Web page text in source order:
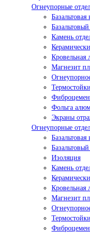
Огнеупорные
Базальтовая
Камень
Кровельная
Магнезит
Фольга
Экраны
Огнеупорные
Базальтовая
Изоляция
Камень
Кровельная
Магнезит